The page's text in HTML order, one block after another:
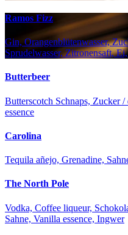
Ramos Fizz
Gin, Orangenblütenwasser,
Sprudelwasser, Zitronensaft,
Butterbeer
Butterscotch Schnaps, Zucker
essence
Carolina
Tequila añejo, Grenadine,
The North Pole
Vodka, Coffee liqueur,
Sahne, Vanilla essence, Ingwer